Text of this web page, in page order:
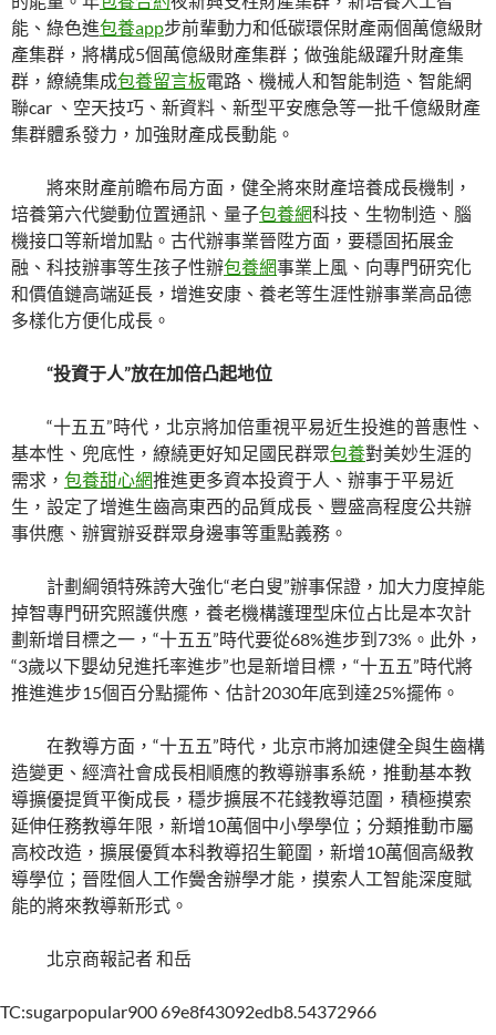
能、綠色進包養app步前輩動力和低碳環保財產兩個萬億級財
產集群，將構成5個萬億級財產集群；做強能級躍升財產集
群，繚繞集成包養留言板電路、機械人和智能制造、智能網
聯car 、空天技巧、新資料、新型平安應急等一批千億級財產
集群體系發力，加強財產成長動能。
將來財產前瞻布局方面，健全將來財產培養成長機制，
培養第六代變動位置通訊、量子包養網科技、生物制造、腦
機接口等新增加點。古代辦事業晉陞方面，要穩固拓展金
融、科技辦事等生孩子性辦包養網事業上風、向專門研究化
和價值鏈高端延長，增進安康、養老等生涯性辦事業高品德
多樣化方便化成長。
“投資于人”放在加倍凸起地位
“十五五”時代，北京將加倍重視平易近生投進的普惠性、
基本性、兜底性，繚繞更好知足國民群眾包養對美妙生涯的
需求， 包養甜心網推進更多資本投資于人、辦事于平易近
生，設定了增進生齒高東西的品質成長、豐盛高程度公共辦
事供應、辦實辦妥群眾身邊事等重點義務。
計劃綱領特殊誇大強化“老白叟”辦事保證，加大力度掉能
掉智專門研究照護供應，養老機構護理型床位占比是本次計
劃新增目標之一，“十五五”時代要從68%進步到73%。此外，
“3歲以下嬰幼兒進托率進步”也是新增目標，“十五五”時代將
推進進步15個百分點擺佈、估計2030年底到達25%擺佈。
在教導方面，“十五五”時代，北京市將加速健全與生齒構
造變更、經濟社會成長相順應的教導辦事系統，推動基本教
導擴優提質平衡成長，穩步擴展不花錢教導范圍，積極摸索
延伸任務教導年限，新增10萬個中小學學位；分類推動市屬
高校改造，擴展優質本科教導招生範圍，新增10萬個高級教
導學位；晉陞個人工作黌舍辦學才能，摸索人工智能深度賦
能的將來教導新形式。
北京商報記者 和岳
TC:sugarpopular900 69e8f43092edb8.54372966